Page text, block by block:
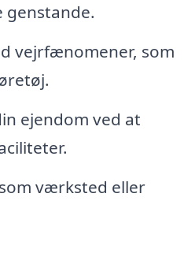
genstande.
vejrfænomener, som
ejendom ved at
værksted eller